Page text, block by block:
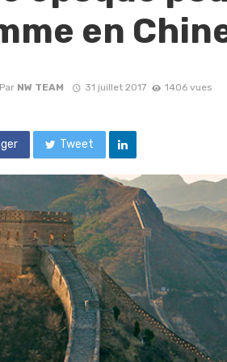
en
Par NW TEAM 31 juillet 2017 1406 vues
Tweet